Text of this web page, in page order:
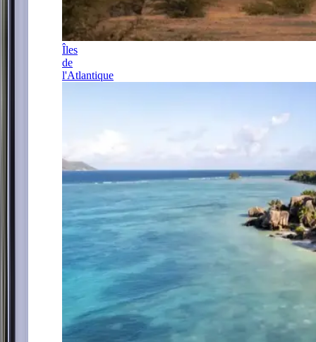
Îles
de
l'Atlantique